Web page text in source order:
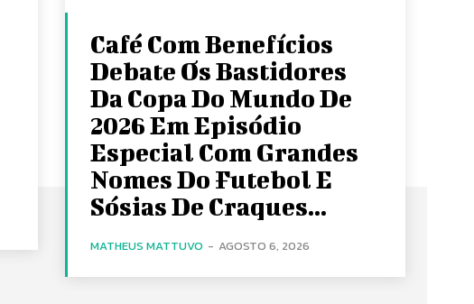
Café Com Benefícios
Debate Os Bastidores
Da Copa Do Mundo De
2026 Em Episódio
Especial Com Grandes
Nomes Do Futebol E
Sósias De Craques...
MATHEUS MATTUVO - AGOSTO 6, 2026